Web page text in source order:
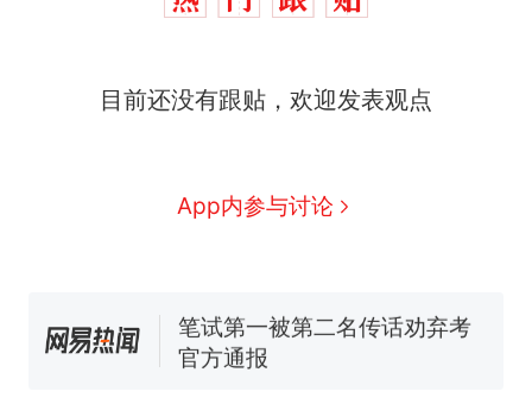
目前还没有跟贴，欢迎发表观点
App内参与讨论
因老师一句“跟我回家”改写了
协会回应
台风"白海豚"中心附近最大风
力已达15级 最新研判
已叫停招聘，成立调查组全面
核查
笔试第一被第二名传话劝弃考
官方通报